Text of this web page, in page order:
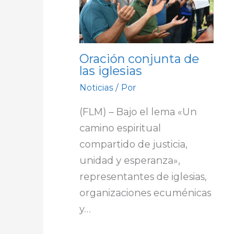
Oración conjunta de
las iglesias
Noticias / Por
(FLM) – Bajo el lema «Un
camino espiritual
compartido de justicia,
unidad y esperanza»,
representantes de iglesias,
organizaciones ecuménicas
y…